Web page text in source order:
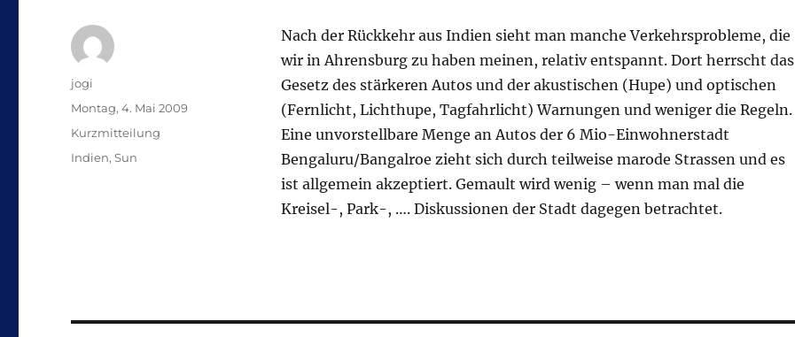
Nach der Rückkehr aus Indien sieht man manche Verkehrsprobleme, die
wir in Ahrensburg zu haben meinen, relativ entspannt. Dort herrscht das
Gesetz des stärkeren Autos und der akustischen (Hupe) und optischen
(Fernlicht, Lichthupe, Tagfahrlicht) Warnungen und weniger die Regeln.
Eine unvorstellbare Menge an Autos der 6 Mio-Einwohnerstadt
Bengaluru/Bangalroe zieht sich durch teilweise marode Strassen und es
ist allgemein akzeptiert. Gemault wird wenig – wenn man mal die
Kreisel-, Park-, …. Diskussionen der Stadt dagegen betrachtet.
Autor
jogi
Veröffentlicht
Montag, 4. Mai 2009
Format
Kurzmitteilung
Kategorien
Indien,Sun